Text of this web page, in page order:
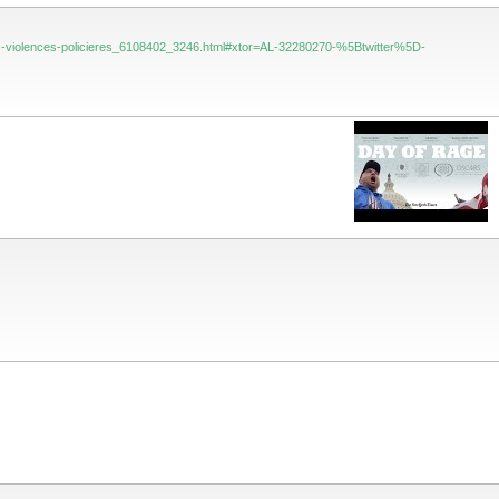
policieres_6108402_3246.html#xtor=AL-32280270-%5Btwitter%5D-